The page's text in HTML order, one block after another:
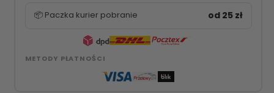
📦 Paczka kurier pobranie od 25 zł
METODY PŁATNOŚCI